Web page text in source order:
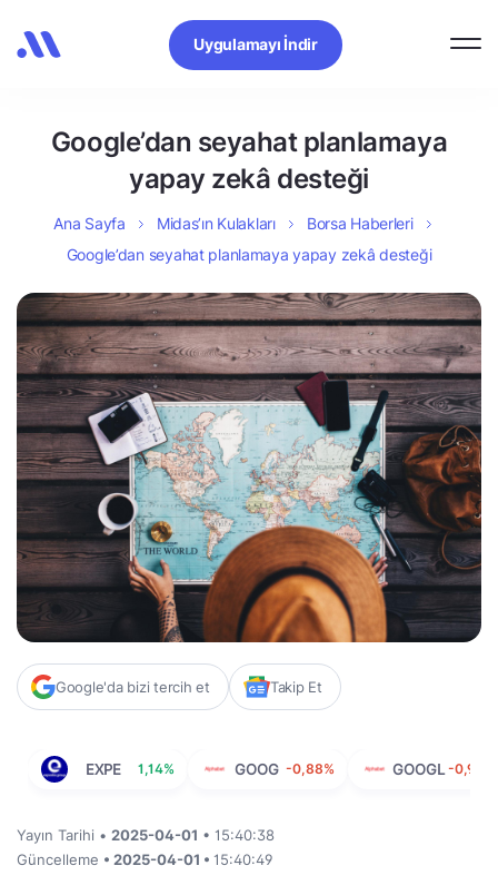
Uygulamayı İndir
Google’dan seyahat planlamaya
yapay zekâ desteği
Ana Sayfa Midas’ın Kulakları
Borsa Haberleri
Google’dan seyahat planlamaya yapay zekâ desteği
Google'da bizi tercih et Takip Et
EXPE 1,14% GOOG -0,88% GOOGL -0,90%
Yayın Tarihi • 2025-04-01 • 15:40:38
Güncelleme • 2025-04-01 • 15:40:49